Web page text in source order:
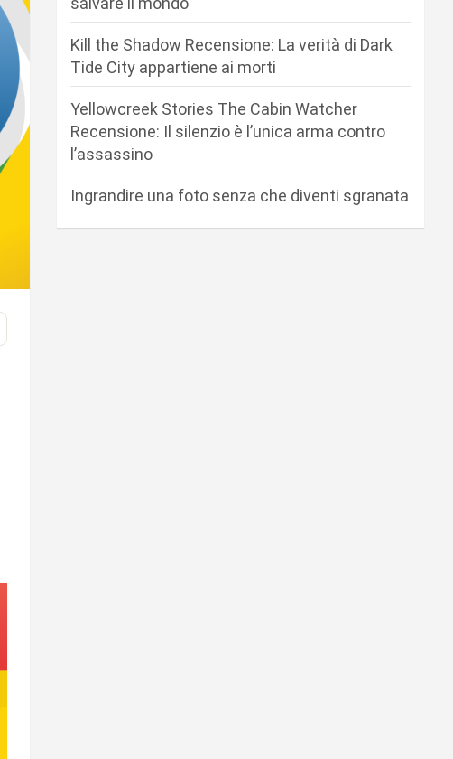
Kill the Shadow Recensione: La verità di Dark
Tide City appartiene ai morti
Yellowcreek Stories The Cabin Watcher
Recensione: Il silenzio è l’unica arma contro
l’assassino
Ingrandire una foto senza che diventi sgranata